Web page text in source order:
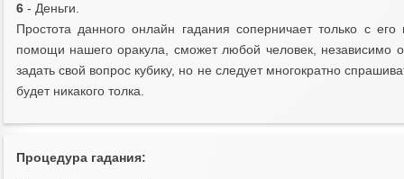
6- Деньги.
Простота данного онлайн гадания соперничает только с
помощи нашего оракула, сможет любой человек, независимо
задать свой вопрос кубику, но не следует многократно
будет никакого толка.
Процедура гадания: